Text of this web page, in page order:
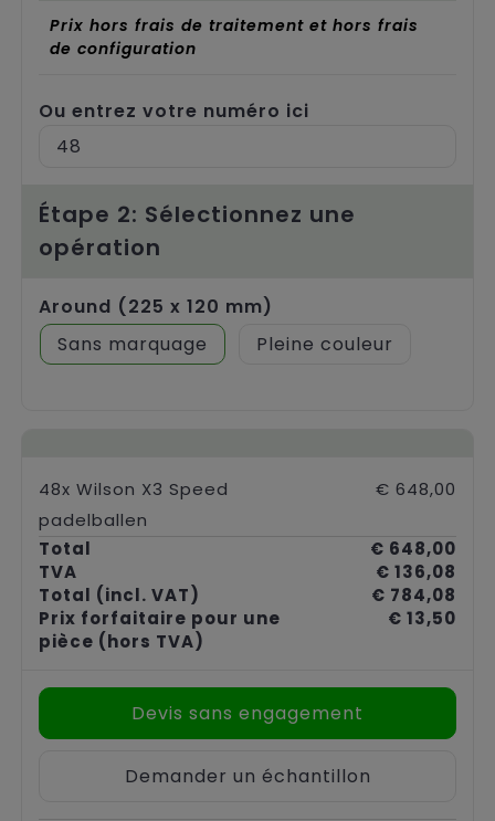
Ou entrez votre numéro ici
Prix hors frais de traitement et hors frais
de configuration
Étape 2: Sélectionnez une
opération
Around (225 x 120 mm)
Sans marquage
Pleine couleur
48x Wilson X3 Speed
padelballen
€ 648,00
Total
€ 648,00
TVA
€ 136,08
Total (incl. VAT)
€ 784,08
Prix forfaitaire pour une
pièce (hors TVA)
€ 13,50
Devis sans engagement
Demander un échantillon